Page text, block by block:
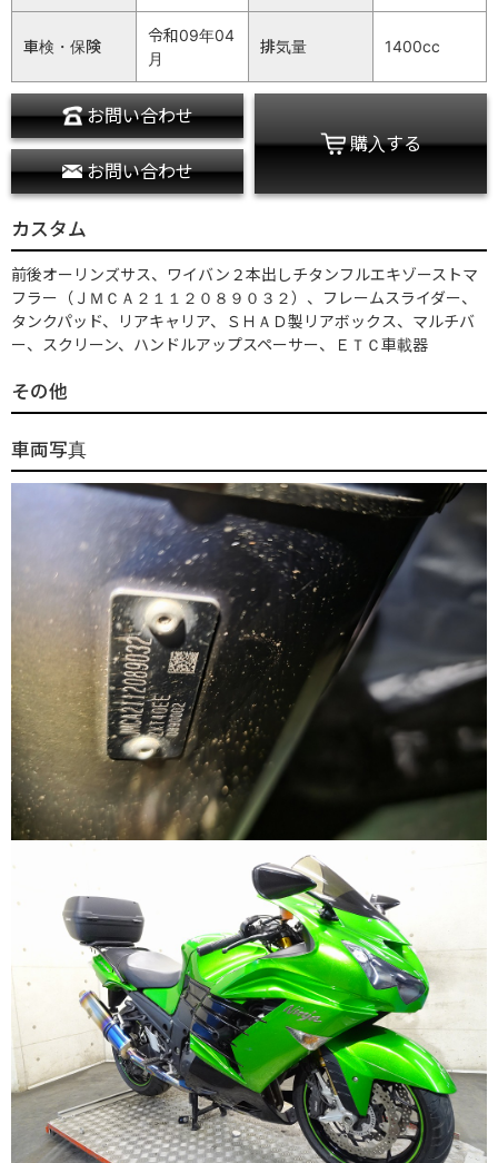
車検・保険
令和09年04
月
排気量 1400cc
お問い合わせ
お問い合わせ
購入する
カスタム
前後オーリンズサス、ワイバン２本出しチタンフルエキゾーストマ
フラー（ＪＭＣＡ２１１２０８９０３２）、フレームスライダー、
タンクパッド、リアキャリア、ＳＨＡＤ製リアボックス、マルチバ
ー、スクリーン、ハンドルアップスペーサー、ＥＴＣ車載器
その他
車両写真